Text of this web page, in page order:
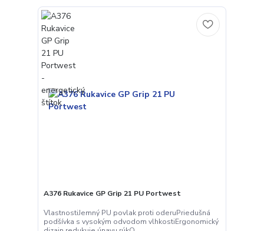
A376 Rukavice GP Grip 21 PU Portwest
VlastnostiJemný PU povlak proti oderuPriedušná
podšívka s vysokým odvodom vlhkostiErgonomický